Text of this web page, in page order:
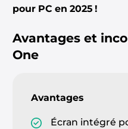
pour PC en 2025 !
Avantages et
One
Avantages
Écran intégré